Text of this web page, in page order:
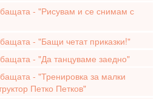
- "Рисувам и се снимам с
- "Бащи четат приказки!"
- "Да танцуваме заедно"
- "Тренировка за малки
Петко Петков"